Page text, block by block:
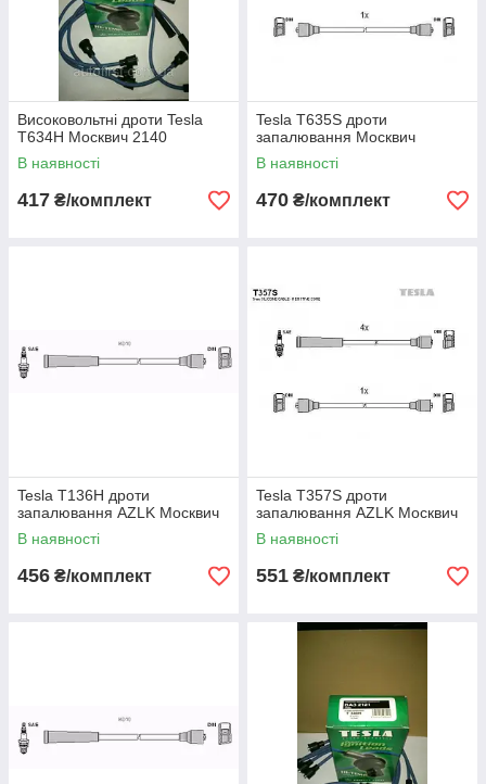
Високовольтні дроти Tesla
T634H Москвич 2140
В наявності
417 ₴/комплект
Tesla T635S дроти
запалювання Москвич
В наявності
470 ₴/комплект
Tesla T136H дроти
запалювання AZLK Москвич
В наявності
456 ₴/комплект
Tesla T357S дроти
запалювання AZLK Москвич
В наявності
551 ₴/комплект